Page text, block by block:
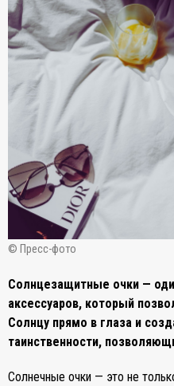
© Пресс-фото
Солнцезащитные очки —
аксессуаров, который
Солнцу прямо в глаза и
таинственности,
Солнечные очки — это не